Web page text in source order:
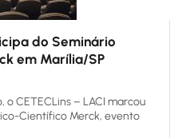
do Seminário
em Marília/SP
o CETECLins – LACI marcou
Científico Merck, evento